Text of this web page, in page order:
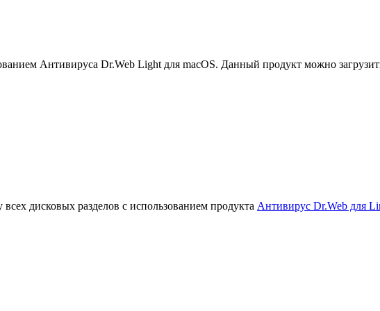
Антивируса Dr.Web Light для macOS. Данный продукт можно
дисковых разделов с использованием продукта Антивирус Dr.Web для